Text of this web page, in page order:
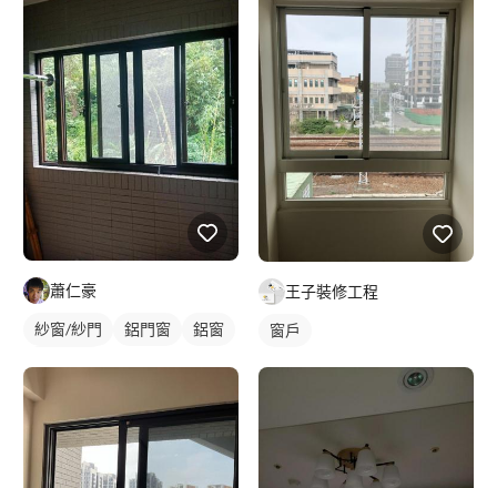
蕭仁豪
紗窗/紗門 鋁門窗
鋁窗
王子裝修工程
窗戶